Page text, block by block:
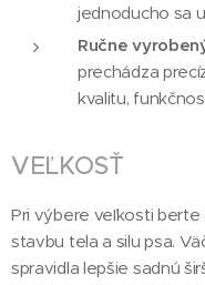
jednoducho sa
Ručne
prechádza
kvalitu,
VEĽKOSŤ
Pri výbere veľkosti berte
stavbu tela a silu psa.
spravidla lepšie sadnú